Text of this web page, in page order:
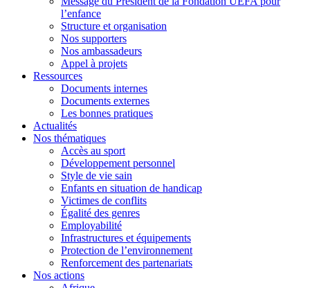
l’enfance
Structure et organisation
Nos supporters
Nos ambassadeurs
Appel à projets
Ressources
Documents internes
Documents externes
Les bonnes pratiques
Actualités
Nos thématiques
Accès au sport
Développement personnel
Style de vie sain
Enfants en situation de handicap
Victimes de conflits
Égalité des genres
Employabilité
Infrastructures et équipements
Protection de l’environnement
Renforcement des partenariats
Nos actions